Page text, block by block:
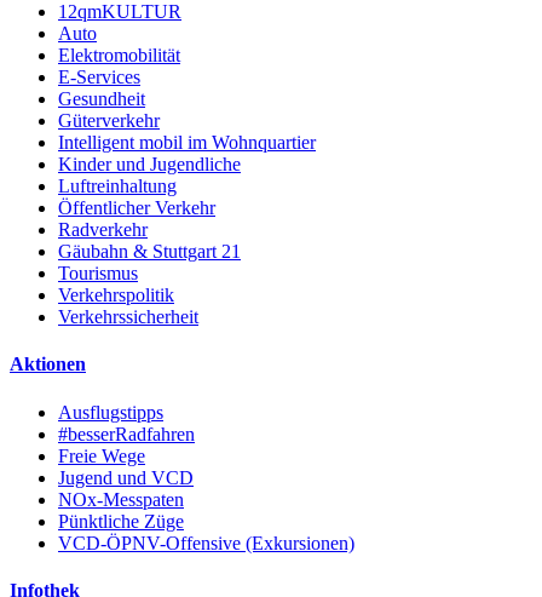
12qmKULTUR
Auto
Elektromobilität
E-Services
Gesundheit
Güterverkehr
Intelligent mobil im Wohnquartier
Kinder und Jugendliche
Luftreinhaltung
Öffentlicher Verkehr
Radverkehr
Gäubahn & Stuttgart 21
Tourismus
Verkehrspolitik
Verkehrssicherheit
Aktionen
Ausflugstipps
#besserRadfahren
Freie Wege
Jugend und VCD
NOx-Messpaten
Pünktliche Züge
VCD-ÖPNV-Offensive (Exkursionen)
Infothek